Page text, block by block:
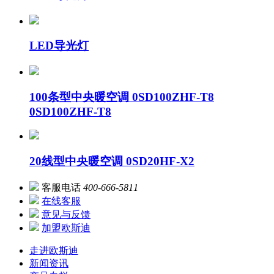
LED导光灯
100条型中央暖空调 0SD100ZHF-T8
0SD100ZHF-T8
20线型中央暖空调 0SD20HF-X2
客服电话 400-666-5811
在线客服
意见与反馈
加盟欧斯迪
走进欧斯迪
新闻资讯